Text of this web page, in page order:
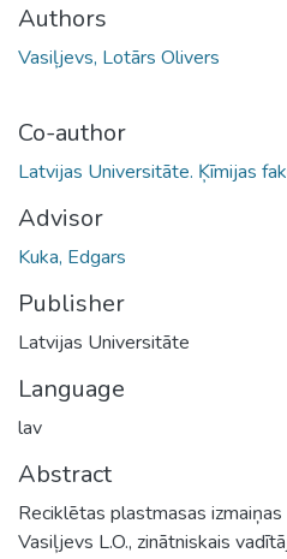
Authors
Vasiļjevs, Lotārs Olivers
Co-author
Latvijas Universitāte. Ķīmijas
Advisor
Kuka, Edgars
Publisher
Latvijas Universitāte
Language
lav
Abstract
Reciklētas plastmasas
Vasiļjevs L.O., zinātniskais